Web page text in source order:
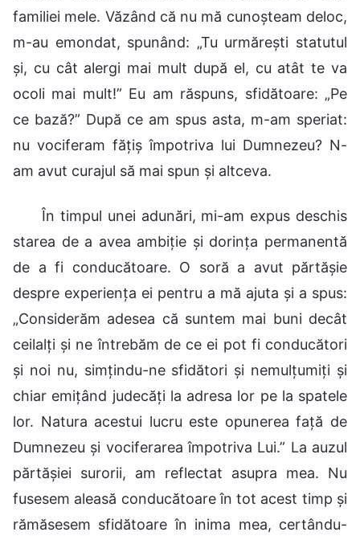
familiei mele. Văzând că nu mă cunoșteam deloc,
m-au emondat, spunând: „Tu urmărești statutul
și, cu cât alergi mai mult după el, cu atât te va
ocoli mai mult!” Eu am răspuns, sfidătoare: „Pe
ce bază?” După ce am spus asta, m-am speriat:
nu vociferam fățiș împotriva lui Dumnezeu? N-
am avut curajul să mai spun și altceva.
În timpul unei adunări, mi-am expus deschis
starea de a avea ambiție și dorința permanentă
de a fi conducătoare. O soră a avut părtășie
despre experiența ei pentru a mă ajuta și a spus:
„Considerăm adesea că suntem mai buni decât
ceilalți și ne întrebăm de ce ei pot fi conducători
și noi nu, simțindu-ne sfidători și nemulțumiți și
chiar emițând judecăți la adresa lor pe la spatele
lor. Natura acestui lucru este opunerea față de
Dumnezeu și vociferarea împotriva Lui.” La auzul
părtășiei surorii, am reflectat asupra mea. Nu
fusesem aleasă conducătoare în tot acest timp și
rămăsesem sfidătoare în inima mea, certându-